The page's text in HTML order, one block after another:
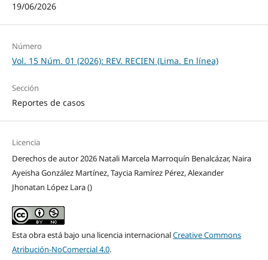
19/06/2026
Número
Vol. 15 Núm. 01 (2026): REV. RECIEN (Lima. En línea)
Sección
Reportes de casos
Licencia
Derechos de autor 2026 Natali Marcela Marroquín Benalcázar, Naira
Ayeisha González Martínez, Taycia Ramírez Pérez, Alexander
Jhonatan López Lara ()
Esta obra está bajo una licencia internacionalCreative Commons
Atribución-NoComercial 4.0.